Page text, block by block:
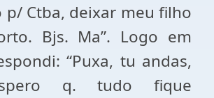
p/ Ctba, deixar meu filho
Bjs. Ma”. Logo em
“Puxa, tu andas,
q. tudo fique